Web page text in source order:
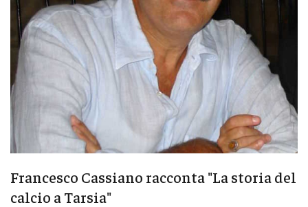
Francesco Cassiano racconta "La storia del
calcio a Tarsia"